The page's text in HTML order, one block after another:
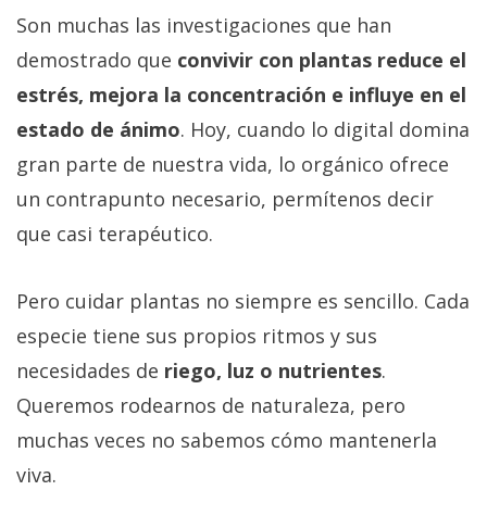
privacidad
/
Aviso
Legal
El medio de
comunicación
digital donde
todas las
móviles,
apps,
informática,
videojuegos,
comparativas,
tutoriales.
El Grupo
Son muchas las investigaciones que han
demostrado que convivir con plantas reduce el
estrés, mejora la concentración e influye en el
estado de ánimo. Hoy, cuando lo digital domina
gran parte de nuestra vida, lo orgánico ofrece
un contrapunto necesario, permítenos decir
que casi terapéutico.
Pero cuidar plantas no siempre es sencillo. Cada
especie tiene sus propios ritmos y sus
necesidades de riego, luz o nutrientes.
Queremos rodearnos de naturaleza, pero
muchas veces no sabemos cómo mantenerla
viva.